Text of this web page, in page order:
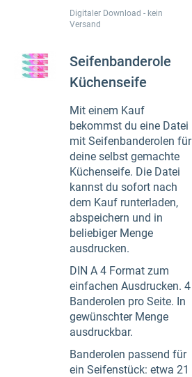
Digitaler Download - kein
Versand
Seifenbanderole
Küchenseife
Mit einem Kauf
bekommst du eine Datei
mit Seifenbanderolen für
deine selbst gemachte
Küchenseife. Die Datei
kannst du sofort nach
dem Kauf runterladen,
abspeichern und in
beliebiger Menge
ausdrucken.
DIN A 4 Format zum
einfachen Ausdrucken. 4
Banderolen pro Seite. In
gewünschter Menge
ausdruckbar.
Banderolen passend für
ein Seifenstück: etwa 21